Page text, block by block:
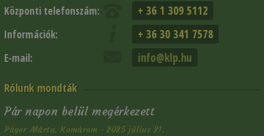
Központi telefonszám: + 36 1 309 5112
Információk: + 36 30 341 7578
E-mail: info@klp.hu
Rólunk mondták
Pár napon belül megérkezett
Páger Márta, Komárom - 2025 július 21.